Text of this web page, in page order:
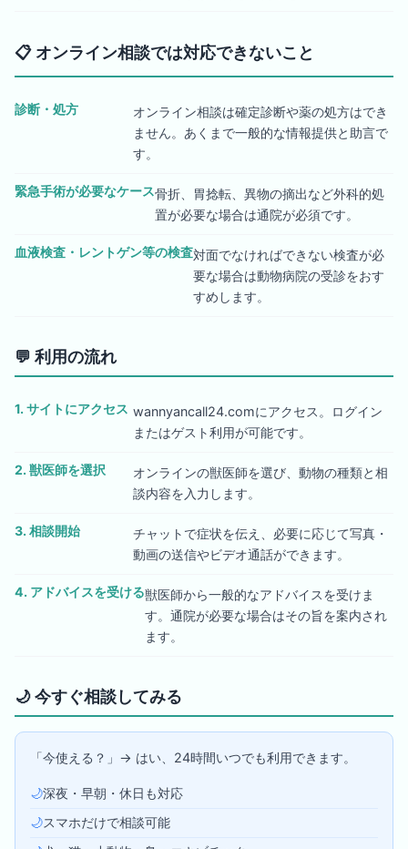
📋 オンライン相談では対応できないこと
診断・処方
オンライン相談は確定診断や薬の処方はでき
ません。あくまで一般的な情報提供と助言で
す。
緊急手術が必要なケース骨折、胃捻転、異物の摘出など外科的処
置が必要な場合は通院が必須です。
血液検査・レントゲン等の検査対面でなければできない検査が必
要な場合は動物病院の受診をおす
すめします。
💬 利用の流れ
1. サイトにアクセス wannyancall24.comにアクセス。ログイン
またはゲスト利用が可能です。
2. 獣医師を選択
オンラインの獣医師を選び、動物の種類と相
談内容を入力します。
3. 相談開始
チャットで症状を伝え、必要に応じて写真・
動画の送信やビデオ通話ができます。
4. アドバイスを受ける獣医師から一般的なアドバイスを受けま
す。通院が必要な場合はその旨を案内され
ます。
🌙今すぐ相談してみる
「今使える？」→ はい、24時間いつでも利用できます。
🌙深夜・早朝・休日も対応
🌙スマホだけで相談可能